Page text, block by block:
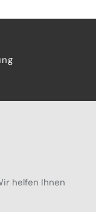
helfen Ihnen